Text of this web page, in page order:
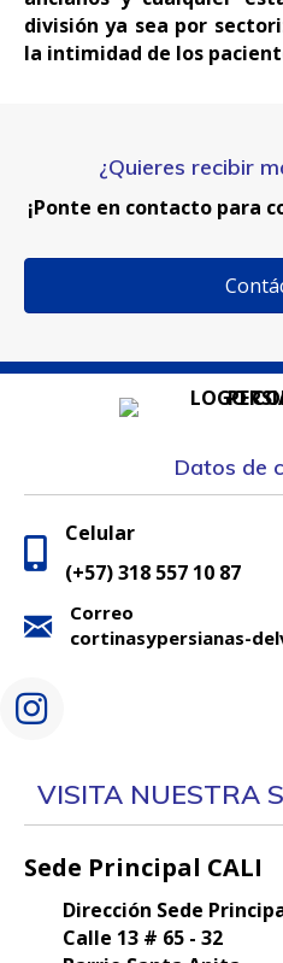
división ya sea por
la intimidad de los
¿Quieres recibir
¡Ponte en contacto para
Datos de
Celular
(+57) 318 557 10 87
Correo
cortinasypersianas-
VISITA NUESTRA
Sede Principal CALI
Dirección Sede
Calle 13 # 65 - 32